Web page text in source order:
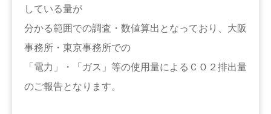
している量が
分かる範囲での調査・数値算出となっており、大阪
事務所・東京事務所での
「電力」・「ガス」等の使用量によるＣＯ２排出量
のご報告となります。